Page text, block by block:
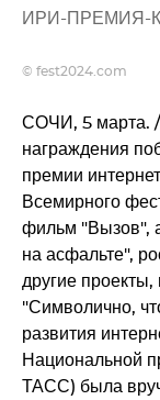
ИРИ-ПРЕМИЯ-
© fest2024.com
СОЧИ, 5 марта.
награждения
премии
Всемирного
фильм "Вызов",
на асфальте",
другие
"Символично,
развития
Национальной
ТАСС) была